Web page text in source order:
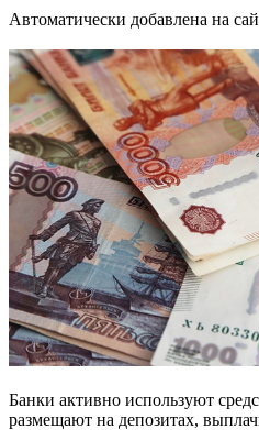
Автоматически добавлена на
Банки активно используют
размещают на депозитах,